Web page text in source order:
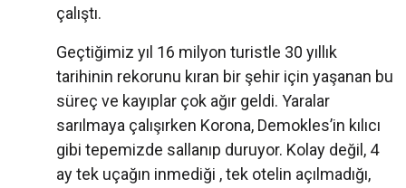
çalıştı.
Geçtiğimiz yıl 16 milyon turistle 30 yıllık
tarihinin rekorunu kıran bir şehir için yaşanan bu
süreç ve kayıplar çok ağır geldi. Yaralar
sarılmaya çalışırken Korona, Demokles’in kılıcı
gibi tepemizde sallanıp duruyor. Kolay değil, 4
ay tek uçağın inmediği , tek otelin açılmadığı,